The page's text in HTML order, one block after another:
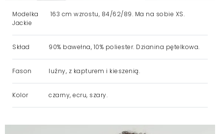
Modelka
Jackie
163 cm wzrostu, 84/62/89. Ma na sobie XS.
Skład 90% bawełna, 10% poliester. Dzianina pętelkowa.
Fason luźny, z kapturem i kieszenią.
Kolor czarny, ecru, szary.